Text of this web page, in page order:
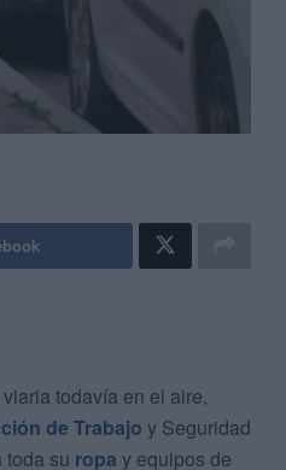
todavía en el aire,
de Trabajo y Seguridad
toda su ropa y equipos de